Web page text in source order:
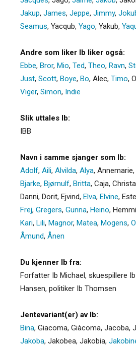
Jakup, James, Jeppe, Jimmy,
Seamus, Yacqub, Yago, Yakub,
Andre som liker Ib liker også:
Ebbe, Bror, Mio, Ted, Theo, Ravn,
Just, Scott, Boye, Bo, Alec, Timo,
Viger, Simon, Indie
Slik uttales Ib:
IBB
Navn i samme sjanger som Ib:
Adolf, Aili, Alvilda, Alya, Annemarie,
Bjarke, Bjørnulf, Britta, Caja, Christa
Danni, Dorit, Ejvind, Elva, Elvine,
Frej, Gregers, Gunna, Heino,
Kari, Lili, Magnor, Matea, Mogens,
Åmund, Ånen
Du kjenner Ib fra:
Forfatter Ib Michael, skuespillere
Hansen, politiker Ib Thomsen
Jentevariant(er) av Ib:
Bina, Giacoma, Giàcoma, Jacoba,
Jakoba, Jakobea, Jakobia,